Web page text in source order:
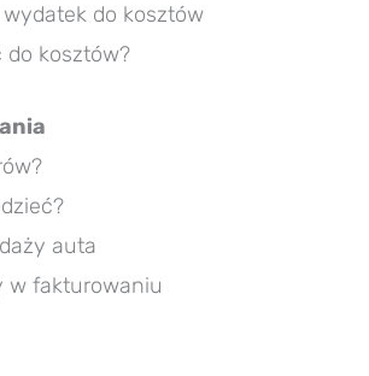
do kosztów
kosztów?
auta
w fakturowaniu